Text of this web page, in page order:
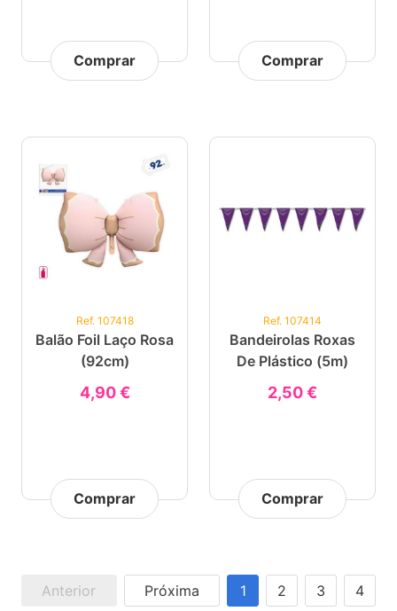
Comprar Comprar
Ref. 107418
Balão Foil Laço Rosa
(92cm)
4,90 €
Comprar
Ref. 107414
Bandeirolas Roxas
De Plástico (5m)
2,50 €
Comprar
Anterior Próxima 1 2 3 4